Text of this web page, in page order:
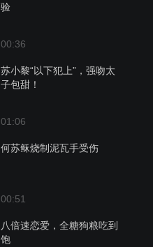
验
00:36
苏小黎“以下犯上”，强吻太
子包甜！
01:06
何苏稣烧制泥瓦手受伤
00:51
八倍速恋爱，全糖狗粮吃到
饱